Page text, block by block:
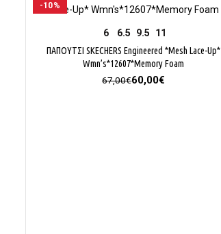
-10%
ΕΠΙΛΟΓΉ
6 6.5 9.5
11
ΠΑΠΟΥΤΣΙ SKECHERS Engineered *Mesh Lace-Up*
Wmn’s*12607*Memory Foam
67,00€Original
60,00€